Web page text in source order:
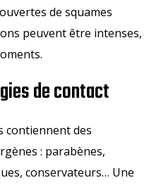
de squames
peuvent être intenses,
de contact
contiennent des
: parabènes,
conservateurs… Une